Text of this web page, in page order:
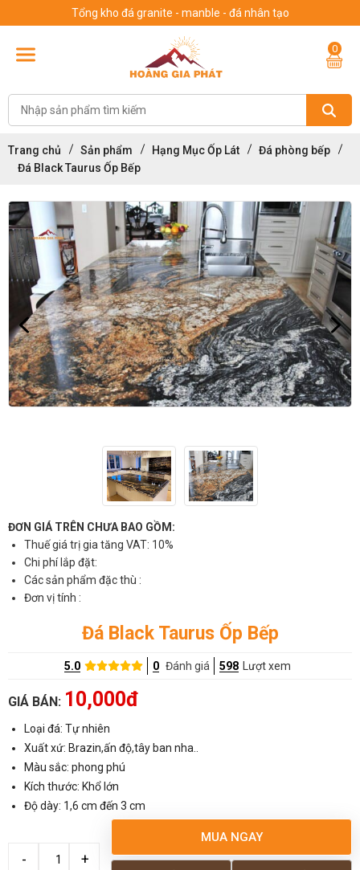
Tổng kho đá granite - manble - đá nhân tạo
0
Trang chủ Sản phẩm Hạng Mục Ốp Lát
Đá phòng bếp
Đá Black Taurus Ốp Bếp
ĐƠN GIÁ TRÊN CHƯA BAO GỒM:
Thuế giá trị gia tăng VAT: 10%
Chi phí lắp đặt:
Các sản phẩm đặc thù :
Đơn vị tính :
Đá Black Taurus Ốp Bếp
5.0 0 Đánh giá 598 Lượt xem
GIÁ BÁN: 10,000đ
Loại đá: Tự nhiên
Xuất xứ: Brazin,ấn độ,tây ban nha..
Màu sắc: phong phú
Kích thước: Khổ lớn
Độ dày: 1,6 cm đến 3 cm
MUA NGAY